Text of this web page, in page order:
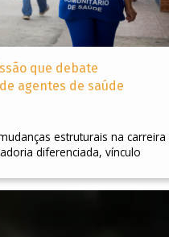
que debate
agentes de saúde
estruturais na carreira
diferenciada, vínculo